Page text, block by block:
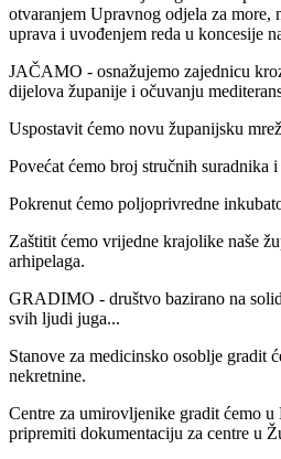
otvaranjem Upravnog odjela za
uprava i uvođenjem reda u koncesije
JAČAMO - osnažujemo zajednicu
dijelova županije i očuvanju
Uspostavit ćemo novu županijsku
Povećat ćemo broj stručnih suradnika
Pokrenut ćemo poljoprivredne
Zaštitit ćemo vrijedne krajolike naše
arhipelaga.
GRADIMO - društvo bazirano na
svih ljudi juga...
Stanove za medicinsko osoblje gradit
nekretnine.
Centre za umirovljenike gradit ćemo u
pripremiti dokumentaciju za centre u